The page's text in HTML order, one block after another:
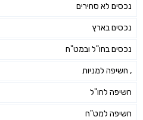
נכסים לא סחירים
נכסים בארץ
נכסים בחו"ל ובמט"ח
, חשיפה למניות
חשיפה לחו"ל
חשיפה למט"ח